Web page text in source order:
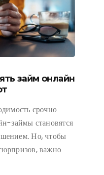
займ онлайн
срочно
займы становятся
Но, чтобы
важно